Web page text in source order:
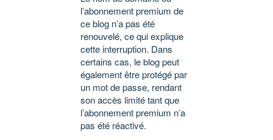
l’abonnement premium de
ce blog n’a pas été
renouvelé, ce qui explique
cette interruption. Dans
certains cas, le blog peut
également être protégé par
un mot de passe, rendant
son accès limité tant que
l’abonnement premium n’a
pas été réactivé.